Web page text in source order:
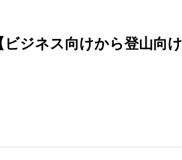
ジネス向けから登山向け